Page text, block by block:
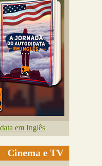
em Inglês
Cinema e TV